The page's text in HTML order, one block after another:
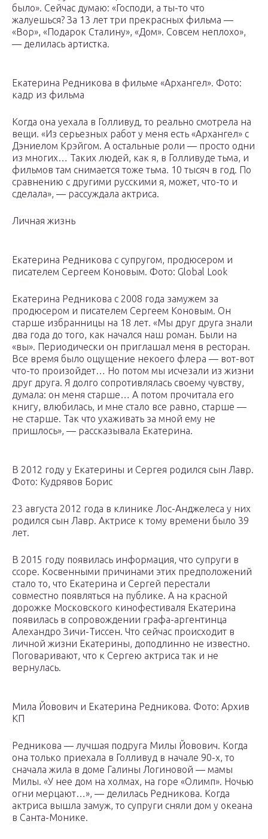
было». Сейчас думаю: «Господи, а ты-то что
жалуешься? За 13 лет три прекрасных фильма —
«Вор», «Подарок Сталину», «Дом». Совсем неплохо»,
— делилась артистка.
Екатерина Редникова в фильме «Архангел». Фото:
кадр из фильма
Когда она уехала в Голливуд, то реально смотрела на
вещи. «Из серьезных работ у меня есть «Архангел» с
Дэниелом Крэйгом. А остальные роли — просто одни
из многих… Таких людей, как я, в Голливуде тьма, и
фильмов там снимается тоже тьма. 10 тысяч в год. По
сравнению с другими русскими я, может, что-то и
сделала», — рассуждала актриса.
Личная жизнь
Екатерина Редникова с супругом, продюсером и
писателем Сергеем Коновым. Фото: Global Look
Екатерина Редникова с 2008 года замужем за
продюсером и писателем Сергеем Коновым. Он
старше избранницы на 18 лет. «Мы друг друга знали
два года до того, как начался наш роман. Были на
«вы». Периодически он приглашал меня в ресторан.
Все время было ощущение некоего флера — вот-вот
что-то произойдет… Но потом мы исчезали из жизни
друг друга. Я долго сопротивлялась своему чувству,
думала: он меня старше… А потом прочитала его
книгу, влюбилась, и мне стало все равно, старше —
не старше. Так что ухаживать за мной ему не
пришлось», — рассказывала Екатерина.
В 2012 году у Екатерины и Сергея родился сын Лавр.
Фото: Кудрявов Борис
23 августа 2012 года в клинике Лос-Анджелеса у них
родился сын Лавр. Актрисе к тому времени было 39
лет.
В 2015 году появилась информация, что супруги в
ссоре. Косвенными причинами этих предположений
стало то, что Екатерина и Сергей перестали
совместно появляться на публике. А на красной
дорожке Московского кинофестиваля Екатерина
появилась в сопровождении графа-аргентинца
Алехандро Зичи-Тиссен. Что сейчас происходит в
личной жизни Екатерины, доподлинно не известно.
Поговаривают, что к Сергею актриса так и не
вернулась.
Мила Йовович и Екатерина Редникова. Фото: Архив
КП
Редникова — лучшая подруга Милы Йовович. Когда
она только приехала в Голливуд в начале 90-х, то
сначала жила в доме Галины Логиновой — мамы
Милы. «У нее дом на холмах, на горе «Олимп». Ночью
огни мерцают…», — делилась Редникова. Когда
актриса вышла замуж, то супруги сняли дом у океана
в Санта-Монике.